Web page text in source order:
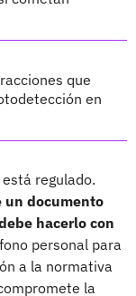
que
en
regulado.
un documento
hacerlo con
personal para
a la normativa
la